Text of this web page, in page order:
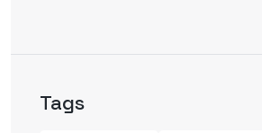
Tags